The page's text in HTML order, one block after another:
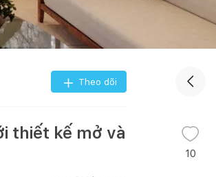
Theo dõi
thiết kế mở và
10